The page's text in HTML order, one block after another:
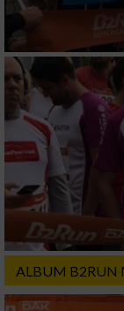
ALBUM B2RUN